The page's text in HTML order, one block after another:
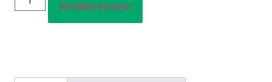
Kosárba teszem